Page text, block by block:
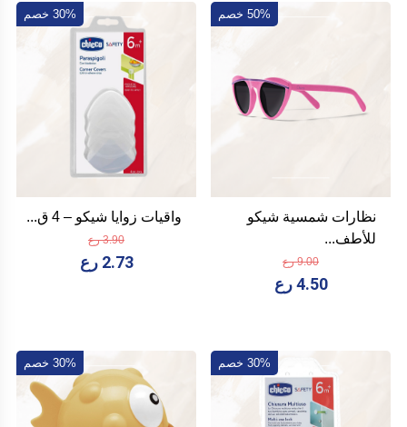
50% خصم
نظارات شمسية شيكو
للأطف...
9.00 رع
4.50 رع
30% خصم
واقيات زوايا شيكو – 4 ق...
3.90 رع
2.73 رع
30% خصم 30% خصم